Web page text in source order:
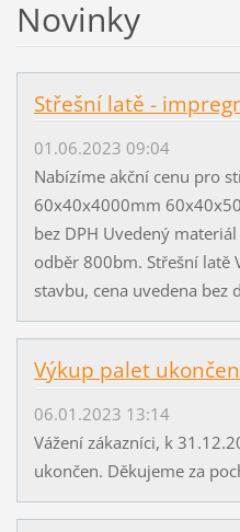
Novinky
Střešní latě -
01.06.2023 09:04
Nabízíme akční cenu pro
60x40x4000mm
bez DPH Uvedený
odběr 800bm. Střešní latě
stavbu, cena uvedena bez
Výkup palet ukončen
06.01.2023 13:14
Vážení zákazníci, k
ukončen. Děkujeme za